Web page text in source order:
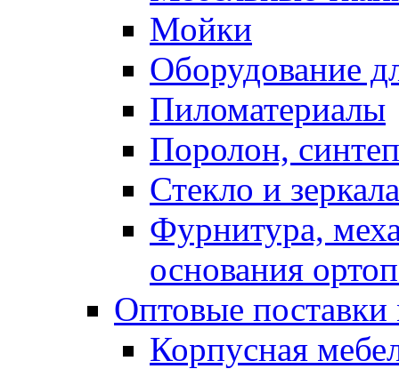
Мойки
Оборудование
Пиломатериалы
Поролон,
Стекло и зеркала
Фурнитура,
основания
Оптовые поставки
Корпусная